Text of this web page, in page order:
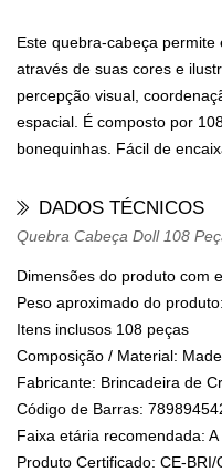
Este quebra-cabeça
através de suas cores e
percepção visual,
espacial. É composto por
bonequinhas. Fácil de
DADOS TÉCNICOS
Quebra Cabeça Doll 108
Dimensões do produto com
Peso aproximado do
Itens inclusos 108 peças
Composição / Material:
Fabricante: Brincadeira de
Código de Barras:
Faixa etária recomendada:
Produto Certificado: CE-